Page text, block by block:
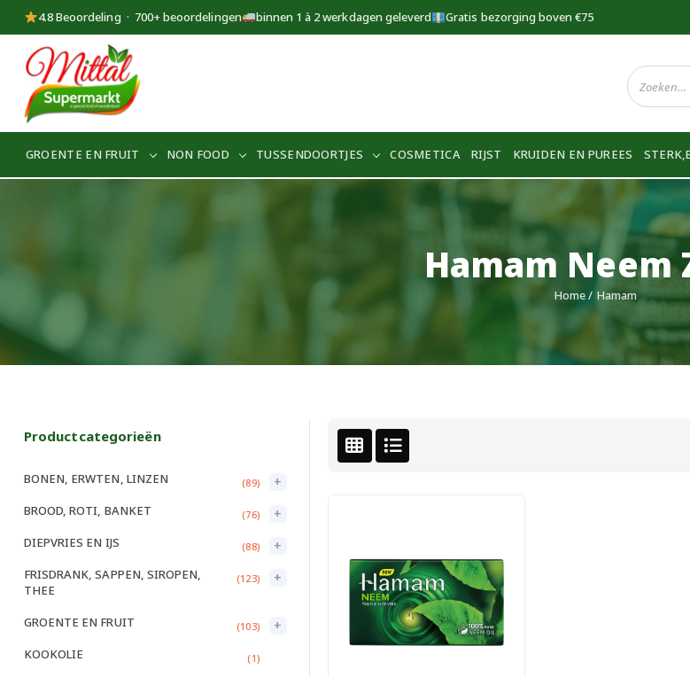
4.8 Beoordeling · 700+ beoordelingen binnen 1 à 2 werkdagen geleverd Gratis bezorging boven €75
Supermarkt
Mittal
GROENTE EN FRUIT NON FOOD TUSSENDOORTJES COSMETICA RIJST KRUIDEN EN PUREES
Hamam Neem
Home/ Hamam
Productcategorieën
BONEN, ERWTEN, LINZEN +
(89)
BROOD, ROTI, BANKET +
(76)
DIEPVRIES EN IJS +
(88)
FRISDRANK, SAPPEN, SIROPEN,
THEE
+
(123)
GROENTE EN FRUIT +
(103)
KOOKOLIE (1)